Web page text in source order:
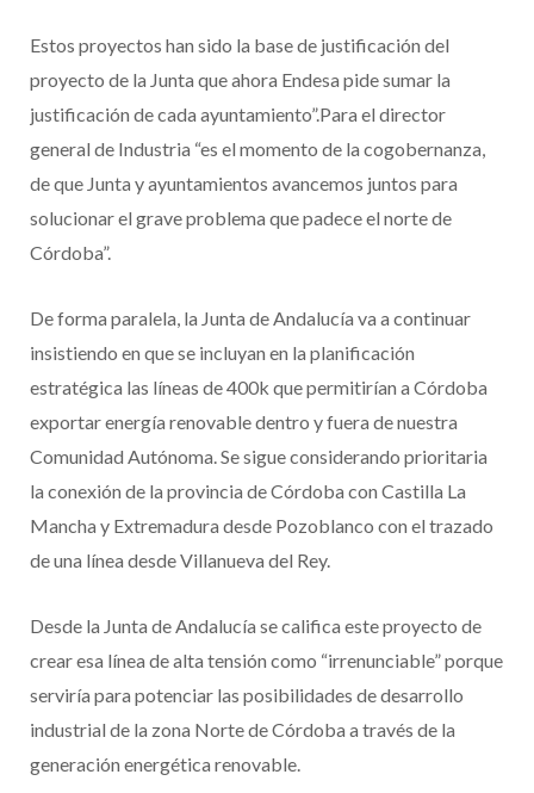
Estos proyectos han sido la base de justificación del
proyecto de la Junta que ahora Endesa pide sumar la
justificación de cada ayuntamiento”.Para el director
general de Industria “es el momento de la cogobernanza,
de que Junta y ayuntamientos avancemos juntos para
solucionar el grave problema que padece el norte de
Córdoba”.
De forma paralela, la Junta de Andalucía va a continuar
insistiendo en que se incluyan en la planificación
estratégica las líneas de 400k que permitirían a Córdoba
exportar energía renovable dentro y fuera de nuestra
Comunidad Autónoma. Se sigue considerando prioritaria
la conexión de la provincia de Córdoba con Castilla La
Mancha y Extremadura desde Pozoblanco con el trazado
de una línea desde Villanueva del Rey.
Desde la Junta de Andalucía se califica este proyecto de
crear esa línea de alta tensión como “irrenunciable” porque
serviría para potenciar las posibilidades de desarrollo
industrial de la zona Norte de Córdoba a través de la
generación energética renovable.